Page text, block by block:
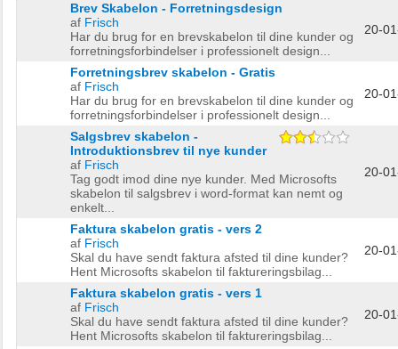
Brev Skabelon - Forretningsdesign
af Frisch
Har du brug for en brevskabelon til dine kunder og
forretningsforbindelser i professionelt design...
20-
Forretningsbrev skabelon - Gratis
af Frisch
Har du brug for en brevskabelon til dine kunder og
forretningsforbindelser i professionelt design...
20-
Salgsbrev skabelon -
Introduktionsbrev til nye kunder
af Frisch
Tag godt imod dine nye kunder. Med Microsofts
skabelon til salgsbrev i word-format kan nemt og
enkelt...
20-
Faktura skabelon gratis - vers 2
af Frisch
Skal du have sendt faktura afsted til dine kunder?
Hent Microsofts skabelon til faktureringsbilag...
20-
Faktura skabelon gratis - vers 1
af Frisch
Skal du have sendt faktura afsted til dine kunder?
Hent Microsofts skabelon til faktureringsbilag...
20-